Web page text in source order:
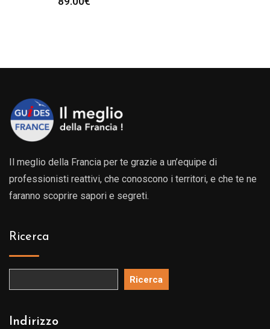
Il meglio della Francia per te grazie a un’equipe di
professionisti reattivi, che conoscono i territori, e che te ne
faranno scoprire sapori e segreti.
Ricerca
Ricerca
Indirizzo